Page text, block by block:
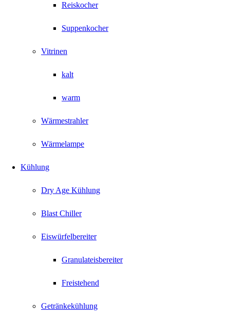
Reiskocher
Suppenkocher
Vitrinen
kalt
warm
Wärmestrahler
Wärmelampe
Kühlung
Dry Age Kühlung
Blast Chiller
Eiswürfelbereiter
Granulateisbereiter
Freistehend
Getränkekühlung